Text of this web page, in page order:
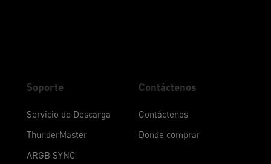
Soporte
Servicio de Descarga
ThunderMaster
ARGB SYNC
Contáctenos
Contáctenos
Donde comprar